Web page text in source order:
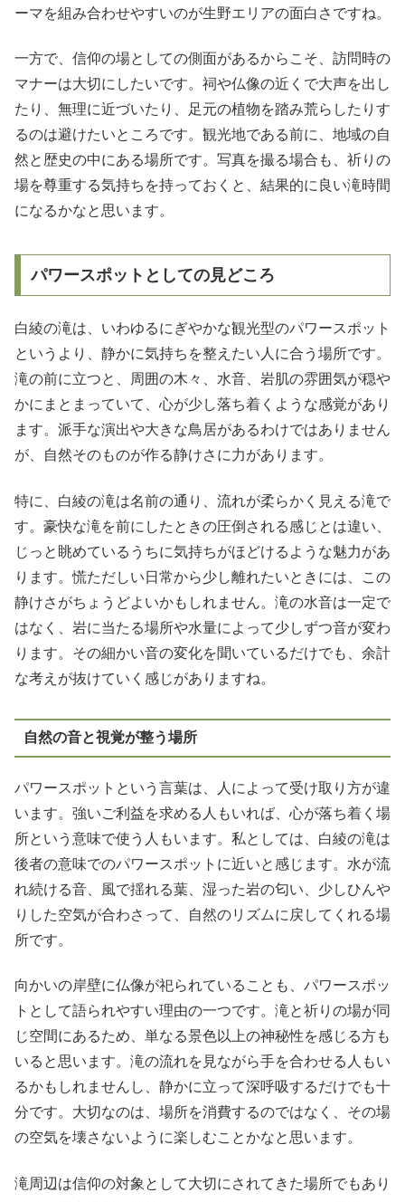
ーマを組み合わせやすいのが生野エリアの面白さですね。
一方で、信仰の場としての側面があるからこそ、訪問時の
マナーは大切にしたいです。祠や仏像の近くで大声を出し
たり、無理に近づいたり、足元の植物を踏み荒らしたりす
るのは避けたいところです。観光地である前に、地域の自
然と歴史の中にある場所です。写真を撮る場合も、祈りの
場を尊重する気持ちを持っておくと、結果的に良い滝時間
になるかなと思います。
パワースポットとしての見どころ
白綾の滝は、いわゆるにぎやかな観光型のパワースポット
というより、静かに気持ちを整えたい人に合う場所です。
滝の前に立つと、周囲の木々、水音、岩肌の雰囲気が穏や
かにまとまっていて、心が少し落ち着くような感覚があり
ます。派手な演出や大きな鳥居があるわけではありません
が、自然そのものが作る静けさに力があります。
特に、白綾の滝は名前の通り、流れが柔らかく見える滝で
す。豪快な滝を前にしたときの圧倒される感じとは違い、
じっと眺めているうちに気持ちがほどけるような魅力があ
ります。慌ただしい日常から少し離れたいときには、この
静けさがちょうどよいかもしれません。滝の水音は一定で
はなく、岩に当たる場所や水量によって少しずつ音が変わ
ります。その細かい音の変化を聞いているだけでも、余計
な考えが抜けていく感じがありますね。
自然の音と視覚が整う場所
パワースポットという言葉は、人によって受け取り方が違
います。強いご利益を求める人もいれば、心が落ち着く場
所という意味で使う人もいます。私としては、白綾の滝は
後者の意味でのパワースポットに近いと感じます。水が流
れ続ける音、風で揺れる葉、湿った岩の匂い、少しひんや
りした空気が合わさって、自然のリズムに戻してくれる場
所です。
向かいの岸壁に仏像が祀られていることも、パワースポッ
トとして語られやすい理由の一つです。滝と祈りの場が同
じ空間にあるため、単なる景色以上の神秘性を感じる方も
いると思います。滝の流れを見ながら手を合わせる人もい
るかもしれませんし、静かに立って深呼吸するだけでも十
分です。大切なのは、場所を消費するのではなく、その場
の空気を壊さないように楽しむことかなと思います。
滝周辺は信仰の対象として大切にされてきた場所でもあり